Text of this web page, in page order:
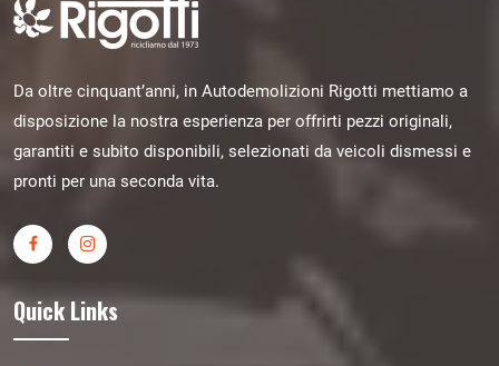
Da oltre cinquant’anni, in Autodemolizioni Rigotti mettiamo a
disposizione la nostra esperienza per offrirti pezzi originali,
garantiti e subito disponibili, selezionati da veicoli dismessi e
pronti per una seconda vita.
Quick Links